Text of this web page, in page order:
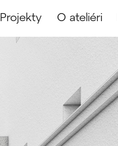
Projekty O ateliéri